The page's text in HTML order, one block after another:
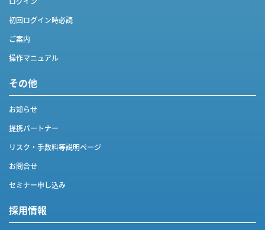
初回ログイン時必読
ご案内
操作マニュアル
その他
お知らせ
提携パートナー
リスク・手数料等説明ページ
お問合せ
セミナー申し込み
採用情報